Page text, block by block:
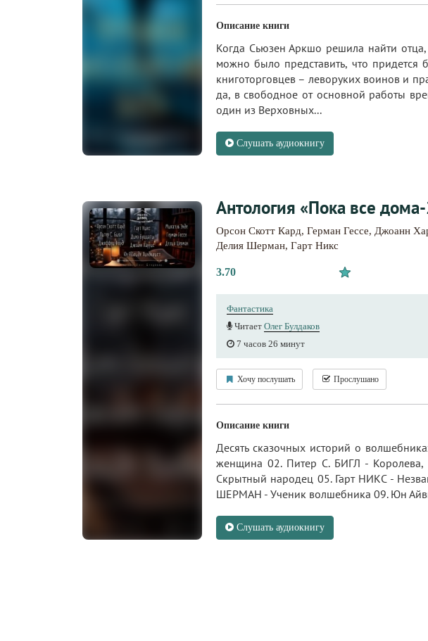
Описание книги
Когда Сьюзен Аркшо решила найти отца,
можно было представить, что
книготорговцев – леворуких воинов и
да, в свободное от основной работы
один из Верховных...
Слушать аудиокнигу
Антология «Пока все
Орсон Скотт Кард, Герман Гессе, Джоанн
Делия Шерман, Гарт Никс
3.70
Фантастика
Читает Олег Булдаков
7 часов 26 минут
Хочу послушать Прослушано
Описание книги
Десять сказочных историй о
женщина 02. Питер С. БИГЛ -
Скрытный народец 05. Гарт НИКС -
ШЕРМАН - Ученик волшебника 09. Юн
Слушать аудиокнигу